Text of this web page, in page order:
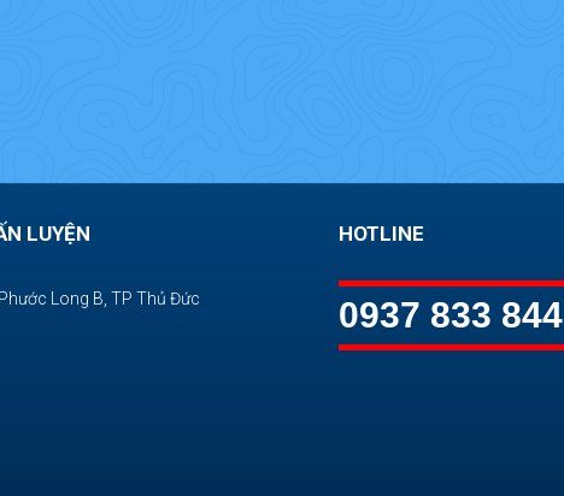
LUYỆN
Long B, TP Thủ Đức
HOTLINE
0937 833 844